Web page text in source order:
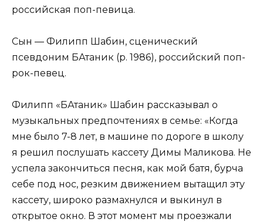
российская поп-певица.
Сын — Филипп Шабин, сценический
псевдоним БАтаник (р. 1986), российский поп-
рок-певец.
Филипп «БАтаник» Шабин рассказывал о
музыкальных предпочтениях в семье: «Когда
мне было 7-8 лет, в машине по дороге в школу
я решил послушать кассету Димы Маликова. Не
успела закончиться песня, как мой батя, бурча
себе под нос, резким движением вытащил эту
кассету, широко размахнулся и выкинул в
открытое окно. В этот момент мы проезжали